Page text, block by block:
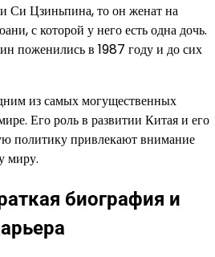
Си Цзиньпина, то он женат на
с которой у него есть одна дочь.
поженились в 1987 году и до сих
из самых могущественных
Его роль в развитии Китая и его
политику привлекают внимание
миру.
биография и